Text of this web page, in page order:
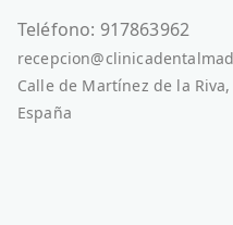
Teléfono: 917863962
Calle de Martínez de la
España